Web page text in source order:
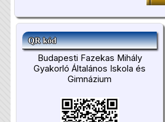
QR kód
Budapesti Fazekas Mihály
Gyakorló Általános Iskola és
Gimnázium